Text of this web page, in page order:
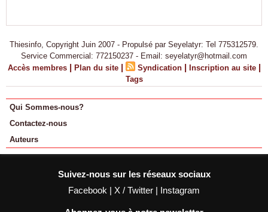
Thiesinfo, Copyright Juin 2007 - Propulsé par Seyelatyr: Tel 775312579.
Service Commercial: 772150237 - Email: seyelatyr@hotmail.com
Accès membres | Plan du site | Syndication | Inscription au site |
Tags
Qui Sommes-nous?
Contactez-nous
Auteurs
Suivez-nous sur les réseaux sociaux
Facebook | X / Twitter | Instagram